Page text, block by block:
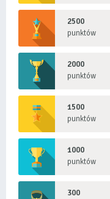
2500
punktów
2000
punktów
1500
punktów
1000
punktów
300